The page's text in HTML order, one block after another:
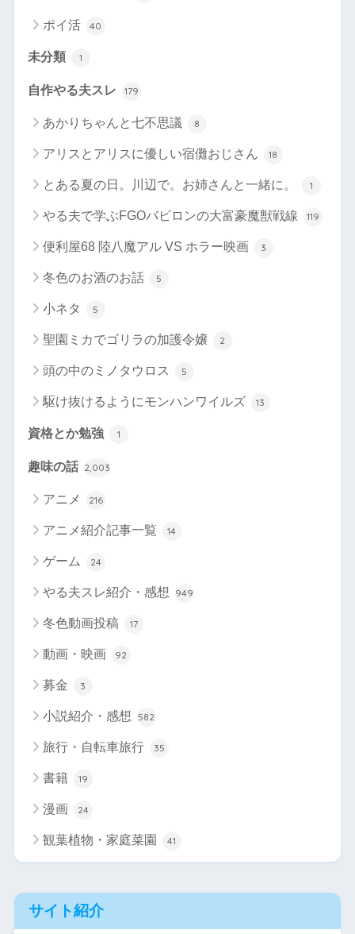
ポイ活 40
未分類 1
自作やる夫スレ 179
あかりちゃんと七不思議 8
アリスとアリスに優しい宿儺おじさん 18
とある夏の日。川辺で。お姉さんと一緒に。 1
やる夫で学ぶFGOバビロンの大富豪魔獣戦線 119
便利屋68 陸八魔アル VS ホラー映画 3
冬色のお酒のお話 5
小ネタ 5
聖園ミカでゴリラの加護令嬢 2
頭の中のミノタウロス 5
駆け抜けるようにモンハンワイルズ 13
資格とか勉強 1
趣味の話 2,003
アニメ 216
アニメ紹介記事一覧 14
ゲーム 24
やる夫スレ紹介・感想 949
冬色動画投稿 17
動画・映画 92
募金 3
小説紹介・感想 582
旅行・自転車旅行 35
書籍 19
漫画 24
観葉植物・家庭菜園 41
サイト紹介